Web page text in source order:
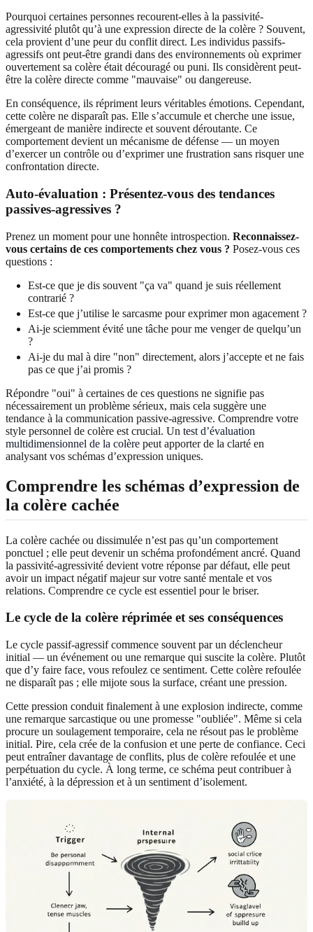
Pourquoi certaines personnes recourent-elles à la passivité-
agressivité plutôt qu’à une expression directe de la colère ? Souvent,
cela provient d’une peur du conflit direct. Les individus passifs-
agressifs ont peut-être grandi dans des environnements où exprimer
ouvertement sa colère était découragé ou puni. Ils considèrent peut-
être la colère directe comme "mauvaise" ou dangereuse.
En conséquence, ils répriment leurs véritables émotions. Cependant,
cette colère ne disparaît pas. Elle s’accumule et cherche une issue,
émergeant de manière indirecte et souvent déroutante. Ce
comportement devient un mécanisme de défense — un moyen
d’exercer un contrôle ou d’exprimer une frustration sans risquer une
confrontation directe.
Auto-évaluation : Présentez-vous des tendances
passives-agressives ?
Prenez un moment pour une honnête introspection. Reconnaissez-
vous certains de ces comportements chez vous ? Posez-vous ces
questions :
Est-ce que je dis souvent "ça va" quand je suis réellement
contrarié ?
Est-ce que j’utilise le sarcasme pour exprimer mon agacement ?
Ai-je sciemment évité une tâche pour me venger de quelqu’un
?
Ai-je du mal à dire "non" directement, alors j’accepte et ne fais
pas ce que j’ai promis ?
Répondre "oui" à certaines de ces questions ne signifie pas
nécessairement un problème sérieux, mais cela suggère une
tendance à la communication passive-agressive. Comprendre votre
style personnel de colère est crucial. Un test d’évaluation
multidimensionnel de la colère peut apporter de la clarté en
analysant vos schémas d’expression uniques.
Comprendre les schémas d’expression de
la colère cachée
La colère cachée ou dissimulée n’est pas qu’un comportement
ponctuel ; elle peut devenir un schéma profondément ancré. Quand
la passivité-agressivité devient votre réponse par défaut, elle peut
avoir un impact négatif majeur sur votre santé mentale et vos
relations. Comprendre ce cycle est essentiel pour le briser.
Le cycle de la colère réprimée et ses conséquences
Le cycle passif-agressif commence souvent par un déclencheur
initial — un événement ou une remarque qui suscite la colère. Plutôt
que d’y faire face, vous refoulez ce sentiment. Cette colère refoulée
ne disparaît pas ; elle mijote sous la surface, créant une pression.
Cette pression conduit finalement à une explosion indirecte, comme
une remarque sarcastique ou une promesse "oubliée". Même si cela
procure un soulagement temporaire, cela ne résout pas le problème
initial. Pire, cela crée de la confusion et une perte de confiance. Ceci
peut entraîner davantage de conflits, plus de colère refoulée et une
perpétuation du cycle. À long terme, ce schéma peut contribuer à
l’anxiété, à la dépression et à un sentiment d’isolement.